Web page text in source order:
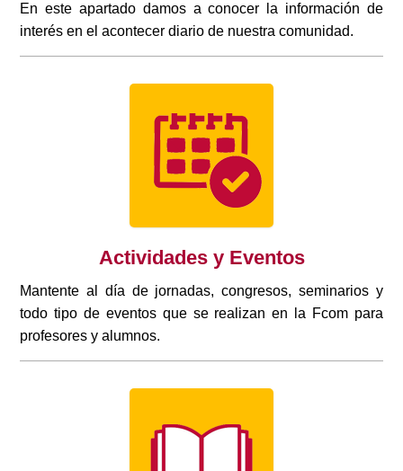
En este apartado damos a conocer la información de
interés en el acontecer diario de nuestra comunidad.
Actividades y Eventos
Mantente al día de jornadas, congresos, seminarios y
todo tipo de eventos que se realizan en la Fcom para
profesores y alumnos.